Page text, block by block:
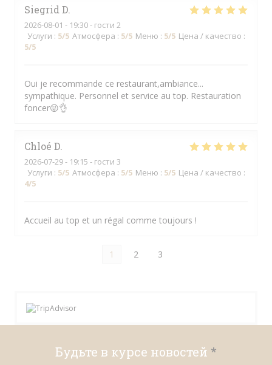
Siegrid D
2026-08-01 - 19:30 - гости 2
Услуги : 5/5 Атмосфера : 5/5 Меню : 5/5 Цена / качество :
5/5
Oui je recommande ce restaurant,ambiance...
sympathique. Personnel et service au top. Restauration
foncer😜👌
Chloé D
2026-07-29- 19:15 - гости 3
Услуги : 5/5 Атмосфера : 5/5 Меню : 5/5 Цена / качество :
4/5
Accueil au top et un régal comme toujours !
1 2 3
Будьте в курсе новостей *